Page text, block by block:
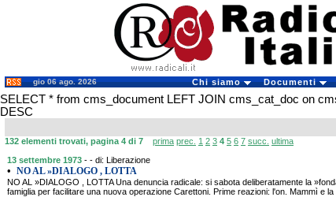
gio 06 ago. 2026 Chi siamo Documenti
SELECT * from cms_document LEFT JOIN cms_cat_doc on
DESC
132 elementi trovati, pagina 4 di 7 prima prec. 1 2 3 4 5 6 7 succ. ultima
13 settembre 1973 - - di: Liberazione
• NO AL »DIALOGO , LOTTA
NO AL »DIALOGO , LOTTA Una denuncia radicale: si sabota deliberatamente la
famiglia per facilitare una nuova operazione Carettoni. Prime reazioni: l'on. Mammì e